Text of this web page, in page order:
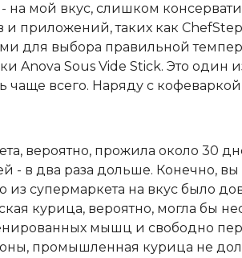
на мой вкус, слишком
и приложений, таких как
для выбора правильной
Anova Sous Vide Stick. Это один
чаще всего. Наряду с кофеваркой,
вероятно, прожила около 30
- в два раза дольше. Конечно, вы
из супермаркета на вкус было
курица, вероятно, могла бы
мышц и свободно
промышленная курица не